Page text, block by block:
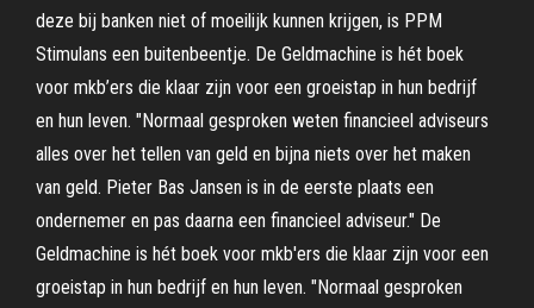
deze bij banken niet of moeilijk kunnen krijgen, is PPM
Stimulans een buitenbeentje. De Geldmachine is hét boek
voor mkb’ers die klaar zijn voor een groeistap in hun bedrijf
en hun leven. "Normaal gesproken weten financieel adviseurs
alles over het tellen van geld en bijna niets over het maken
van geld. Pieter Bas Jansen is in de eerste plaats een
ondernemer en pas daarna een financieel adviseur." De
Geldmachine is hét boek voor mkb'ers die klaar zijn voor een
groeistap in hun bedrijf en hun leven. "Normaal gesproken